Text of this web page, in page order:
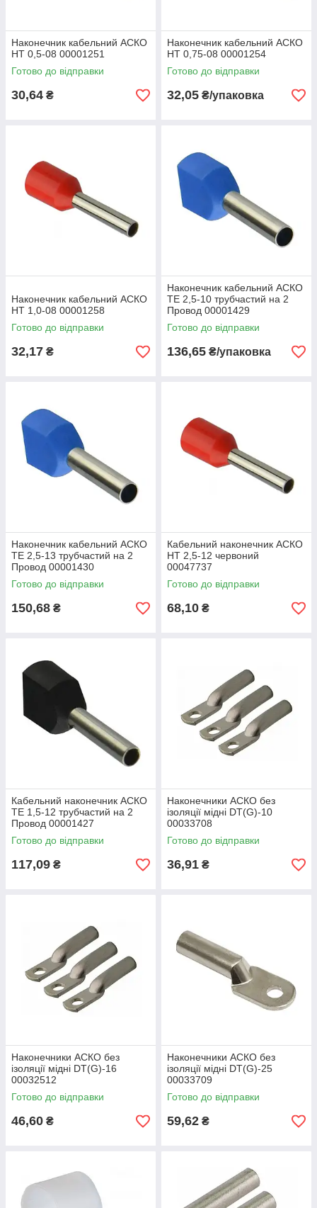
Наконечник кабельний АСКО
НТ 0,5-08 00001251
Готово до відправки
30,64 ₴
Наконечник кабельний АСКО
НТ 0,75-08 00001254
Готово до відправки
32,05 ₴/упаковка
Наконечник кабельний АСКО
НТ 1,0-08 00001258
Готово до відправки
32,17 ₴
Наконечник кабельний АСКО
ТЕ 2,5-10 трубчастий на 2
Провод 00001429
Готово до відправки
136,65 ₴/упаковка
Наконечник кабельний АСКО
ТЕ 2,5-13 трубчастий на 2
Провод 00001430
Готово до відправки
150,68 ₴
Кабельний наконечник АСКО
НТ 2,5-12 червоний
00047737
Готово до відправки
68,10 ₴
Кабельний наконечник АСКО
ТЕ 1,5-12 трубчастий на 2
Провод 00001427
Готово до відправки
117,09 ₴
Наконечники АСКО без
ізоляції мідні DТ(G)-10
00033708
Готово до відправки
36,91 ₴
Наконечники АСКО без
ізоляції мідні DТ(G)-16
00032512
Готово до відправки
46,60 ₴
Наконечники АСКО без
ізоляції мідні DТ(G)-25
00033709
Готово до відправки
59,62 ₴